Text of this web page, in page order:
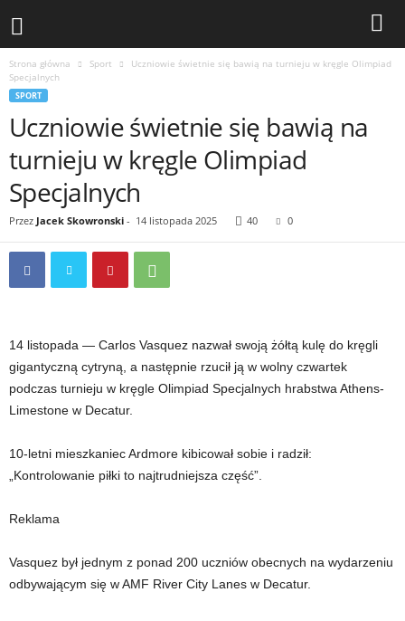
Strona główna Sport
Uczniowie świetnie się bawią na turnieju w kręgle Olimpiad
Specjalnych
SPORT
Uczniowie świetnie się bawią na
turnieju w kręgle Olimpiad
Specjalnych
Przez Jacek Skowronski - 14 listopada 2025 40 0
14 listopada — Carlos Vasquez nazwał swoją żółtą kulę do kręgli
gigantyczną cytryną, a następnie rzucił ją w wolny czwartek
podczas turnieju w kręgle Olimpiad Specjalnych hrabstwa Athens-
Limestone w Decatur.
10-letni mieszkaniec Ardmore kibicował sobie i radził:
„Kontrolowanie piłki to najtrudniejsza część”.
Reklama
Vasquez był jednym z ponad 200 uczniów obecnych na wydarzeniu
odbywającym się w AMF River City Lanes w Decatur.